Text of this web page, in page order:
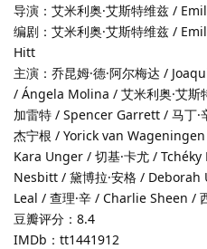
导演：艾米利奥·艾斯特维兹 /
编剧：艾米利奥·艾斯特维兹 /
Hitt
主演：乔昆姆·德·阿尔梅达 /
/ Ángela Molina / 艾米利奥·艾斯
加雷特 / Spencer Garrett / 马丁·
杰宁根 / Yorick van Wageningen
Kara Unger / 切基·卡尤 / Tchéky
Nesbitt / 黛博拉·安格 / Deborah
Leal / 查理·辛 / Charlie Sheen /
豆瓣评分：8.4
IMDb：tt1441912